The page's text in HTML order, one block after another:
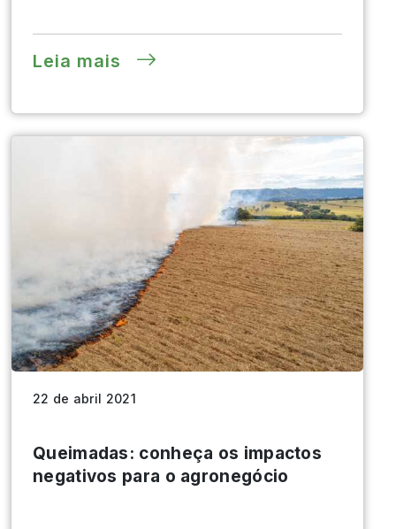
Leia mais
22 de abril 2021
Queimadas: conheça os impactos
negativos para o agronegócio